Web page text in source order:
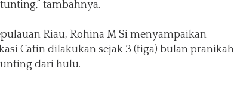
tambahnya.
Riau, Rohina M Si menyampaikan
Catin dilakukan sejak 3 (tiga) bulan pranikah
dari hulu.